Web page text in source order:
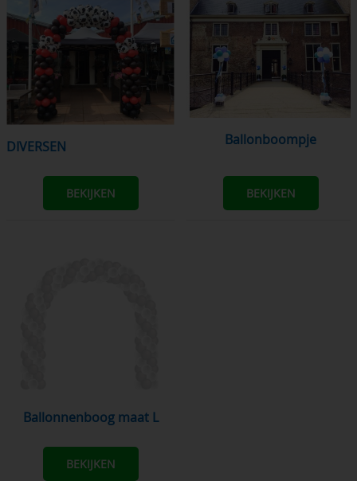
DIVERSEN
BEKIJKEN
Ballonboompje
BEKIJKEN
Ballonnenboog maat L
BEKIJKEN